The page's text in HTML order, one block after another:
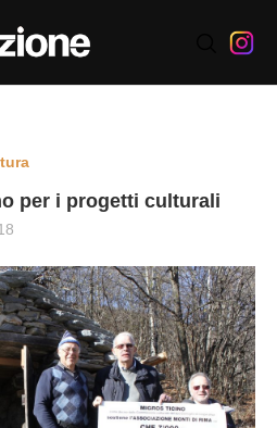
per i progetti culturali